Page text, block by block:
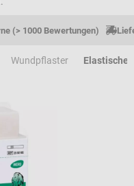
(> 1000 Bewertungen)
Wundpflaster Elastische